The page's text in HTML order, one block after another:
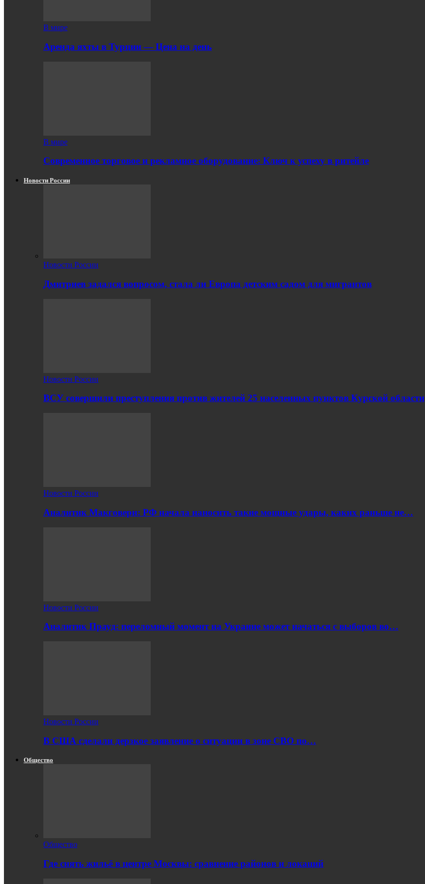
В мире
Аренда яхты в Турции — Цена на день
В мире
Современное торговое и рекламное оборудование: Ключ к успеху в ритейле
Новости России
Новости России
Дмитриев задался вопросом, стала ли Европа детским садом для мигрантов
Новости России
ВСУ совершили преступления против жителей 25 населенных пунктов Курской области
Новости России
Аналитик Макговерн: РФ начала наносить такие мощные удары, каких раньше не…
Новости России
Аналитик Прауд: переломный момент на Украине может начаться с выборов во…
Новости России
В США сделали дерзкое заявление о ситуации в зоне СВО по…
Общество
Общество
Где снять жильё в центре Москвы: сравнение районов и локаций